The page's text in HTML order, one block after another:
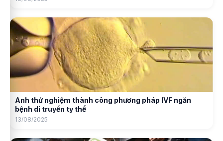
Anh thử nghiệm thành công phương pháp IVF ngăn
bệnh di truyền ty thể
13/08/2025